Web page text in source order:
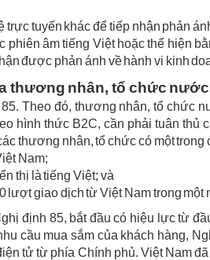
tuyến khác để tiếp nhận phản
âm tiếng Việt hoặc thể hiện
được phản ánh về hành vi kinh
thương nhân, tổ chức
Theo đó, thương nhân, tổ chức
hình thức B2C, cần phải tuân
thương nhân, tổ chức có một trong
Nam;
thị là tiếng Việt; và
lượt giao dịch từ Việt Nam trong một
định 85, bắt đầu có hiệu lực từ
cầu mua sắm của khách hàng,
tử từ phía Chính phủ. Việt Nam